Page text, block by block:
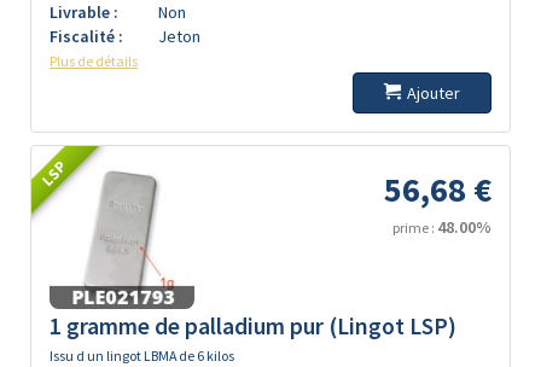
Livrable :
Non
Fiscalité :
Jeton
Plus de détails
Ajouter
LSP 56,68 €
prime : 48.00%
1 gramme de palladium pur (Lingot LSP)
Issu d un lingot LBMA de 6 kilos